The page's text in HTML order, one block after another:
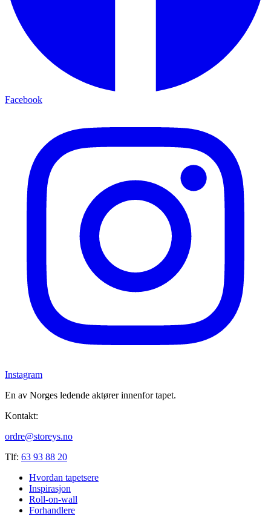
Facebook
Instagram
En av Norges ledende aktører innenfor tapet.
Kontakt:
ordre@storeys.no
Tlf: 63 93 88 20
Hvordan tapetsere
Inspirasjon
Roll-on-wall
Forhandlere